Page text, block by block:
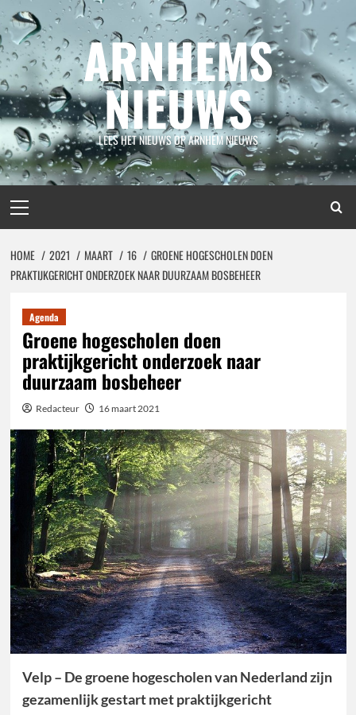
Spring
naar
inhoud
ARNHEMS
NIEUWS
LEES HET NIEUWS OP ARNHEM NIEUWS
menu
HOME 2021 MAART 16
GROENE HOGESCHOLEN DOEN
PRAKTIJKGERICHT ONDERZOEK NAAR DUURZAAM BOSBEHEER
Agenda
Groene hogescholen doen
praktijkgericht onderzoek naar
duurzaam bosbeheer
Redacteur 16 maart 2021
Velp – De groene hogescholen van Nederland zijn
gezamenlijk gestart met praktijkgericht